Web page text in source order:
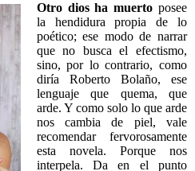
Otro dios ha muerto posee
la hendidura propia de lo
poético; ese modo de narrar
que no busca el efectismo,
sino, por lo contrario, como
diría Roberto Bolaño, ese
lenguaje que quema, que
arde. Y como solo lo que arde
nos cambia de piel, vale
recomendar fervorosamente
esta novela. Porque nos
interpela. Da en el punto